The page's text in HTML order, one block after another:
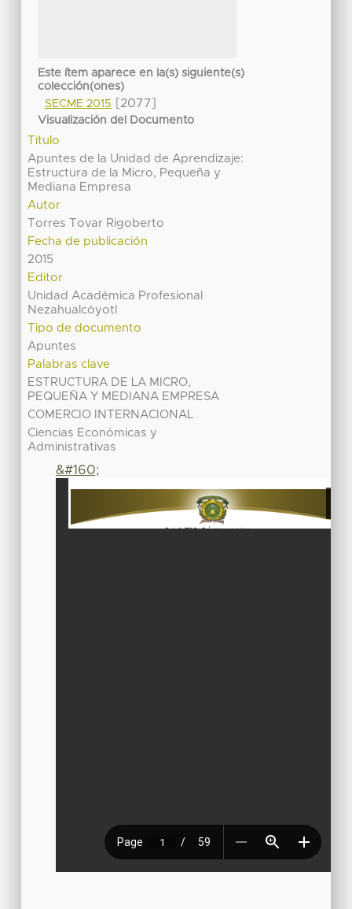
Este ítem aparece en la(s) siguiente(s)
colección(ones)
SECME 2015
[2077]
Visualización del Documento
Título
Apuntes de la Unidad de Aprendizaje:
Estructura de la Micro, Pequeña y
Mediana Empresa
Autor
Torres Tovar Rigoberto
Fecha de publicación
2015
Editor
Unidad Académica Profesional
Nezahualcóyotl
Tipo de documento
Apuntes
Palabras clave
ESTRUCTURA DE LA MICRO,
PEQUEÑA Y MEDIANA EMPRESA
COMERCIO INTERNACIONAL
Ciencias Económicas y
Administrativas
&#160;